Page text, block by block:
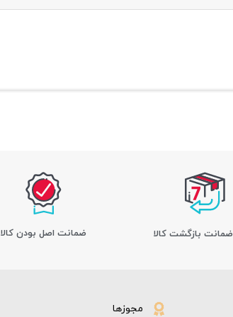
ﺿﻤﺎﻧﺖ اﺻﻞ ﺑﻮدن ﮐﺎﻟﺎ
مجوزها